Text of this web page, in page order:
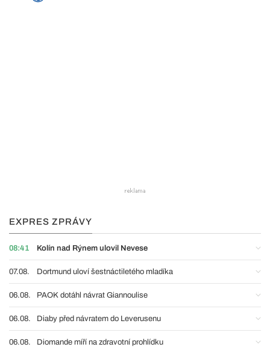
EXPRES ZPRÁVY
08:41 Kolín nad Rýnem ulovil Nevese
07.08. Dortmund uloví šestnáctiletého mladíka
06.08. PAOK dotáhl návrat Giannoulise
06.08. Diaby před návratem do Leverusenu
06.08. Diomande míří na zdravotní prohlídku